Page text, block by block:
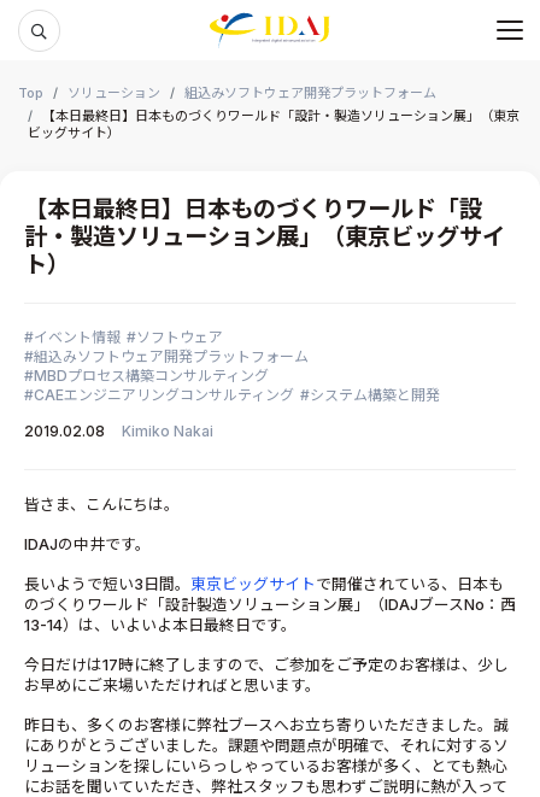
メ
Top ソリューション
組込みソフトウェア開発プラットフォーム
【本日最終日】日本ものづくりワールド「設計・製造ソリューション展」（東京
ビッグサイト）
【本日最終日】日本ものづくりワールド「設
計・製造ソリューション展」（東京ビッグサイ
ト）
イベント情報
ソフトウェア
組込みソフトウェア開発プラットフォーム
MBDプロセス構築コンサルティング
CAEエンジニアリングコンサルティング
システム構築と開発
2019.02.08
Kimiko Nakai
皆さま、こんにちは。
IDAJの中井です。
長いようで短い3日間。 東京ビッグサイト で開催されている、日本も
のづくりワールド「設計製造ソリューション展」（IDAJブースNo：西
13-14）は、いよいよ本日最終日です。
今日だけは17時に終了しますので、ご参加をご予定のお客様は、少し
お早めにご来場いただければと思います。
昨日も、多くのお客様に弊社ブースへお立ち寄りいただきました。誠
にありがとうございました。課題や問題点が明確で、それに対するソ
リューションを探しにいらっしゃっているお客様が多く、とても熱心
にお話を聞いていただき、弊社スタッフも思わずご説明に熱が入って